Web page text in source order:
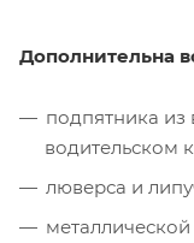
Дополнительна
подпятника из
водительском
люверса и